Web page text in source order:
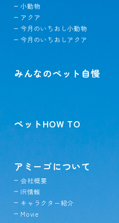
小動物
アクア
今月のいちおし小動物
今月のいちおしアクア
みんなのペット自慢
ペットHOW TO
アミーゴについて
会社概要
IR情報
キャラクター紹介
Movie